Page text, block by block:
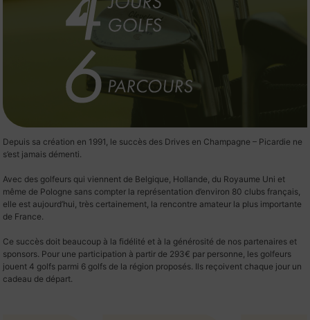
Depuis sa création en 1991, le succès des Drives en Champagne – Picardie ne
s’est jamais démenti.
Avec des golfeurs qui viennent de Belgique, Hollande, du Royaume Uni et
même de Pologne sans compter la représentation d’environ 80 clubs français,
elle est aujourd’hui, très certainement, la rencontre amateur la plus importante
de France.
Ce succès doit beaucoup à la fidélité et à la générosité de nos partenaires et
sponsors. Pour une participation à partir de 293€ par personne, les golfeurs
jouent 4 golfs parmi 6 golfs de la région proposés. Ils reçoivent chaque jour un
cadeau de départ.